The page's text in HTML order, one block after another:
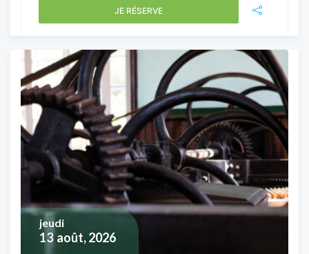
JE RÉSERVE
13 août, 2026
jeudi